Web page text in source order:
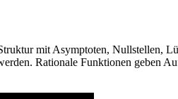
mit Asymptoten, Nullstellen,
Rationale Funktionen geben